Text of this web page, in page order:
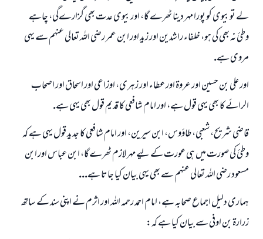
لے تو بيوى كو پورا مہر دينا ٹھرے گا، اور بيوى عدت بھى گزارےگى، چاہے
وطئ نہ بھى كى ہو، خلفاء راشدين اور زيد اور ابن عمر رضى اللہ تعالى عنہم سے يہى
مروى ہے.
اور على بن حسين اور عروۃ اور عطاء اور زہرى، اوزاعى اور اسحاق اور اصحاب
الرائے كا بھى يہى قول ہے، اور امام شافعى كا قديم قول بھى يہى ہے.
قاضى شريح، شعبى، طاؤوس، ابن سيرين، اور امام شافعى كا جديد قول يہى ہے كہ
وطئ كى صورت ميں ہى عورت كے ليے مہر لازم ٹھرےگا، ابن عباس اور ابن
مسعود رضى اللہ تعالى عنہم سے بھى يہى بيان كيا جاتا ہے...
ہمارى دليل اجماع صحابہ ہے، امام احمد رحمہ اللہ اور اثرم نے اپنى سند كے ساتھ
زرارۃ بن اوفى سے بيان كيا ہے كہ:
جواب نمبر 110845 نے نکاح ٹوٹنے سے بچایا۔
امت مسلمہ کے واسطے جوابات پیش کرنے کے لیے ہماری مدد کریں